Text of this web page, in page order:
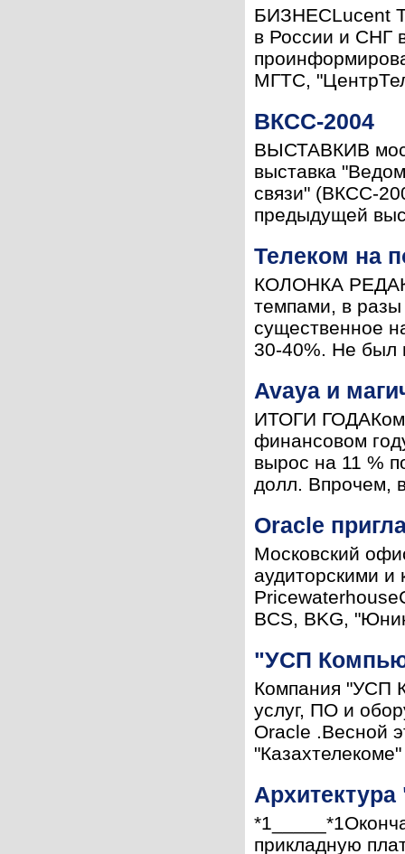
БИЗНЕСLucent
в России и СНГ
МГТС,
ВКСС-2004
ВЫСТАВКИВ
выставка
связи" (ВКСС-
предыдущей
Телеком на
КОЛОНКА
темпами, в
существенное
30-40%. Не был
Avaya и
ИТОГИ
финансовом
вырос на 11 %
долл. Впрочем,
Oracle
Московский
аудиторскими
BCS, BKG,
"УСП
Компания "УСП
услуг, ПО и
Oracle .Весной
прикладную